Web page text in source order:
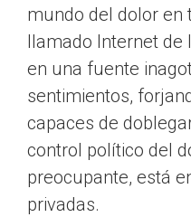
mundo del dolor en
llamado Internet de
en una fuente
sentimientos,
capaces de
control político del
preocupante, está
privadas.